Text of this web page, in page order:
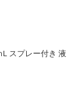
スプレー付き 液